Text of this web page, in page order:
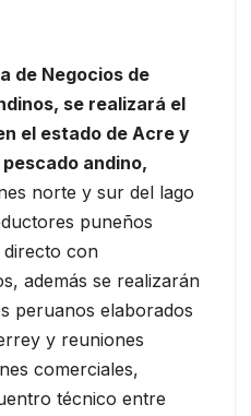
de Negocios de
se realizará el
el estado de Acre y
andino,
norte y sur del lago
puneños
con
además se realizarán
peruanos elaborados
y reuniones
comerciales,
técnico entre